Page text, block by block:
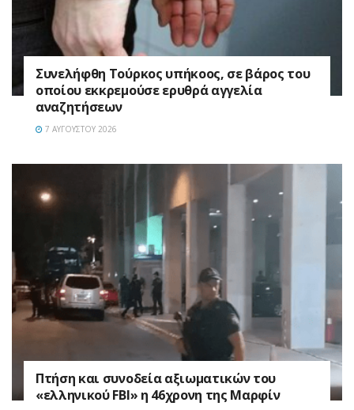
Συνελήφθη Τούρκος υπήκοος, σε βάρος του
οποίου εκκρεμούσε ερυθρά αγγελία
αναζητήσεων
7 ΑΥΓΟΎΣΤΟΥ 2026
Πτήση και συνοδεία αξιωματικών του
«ελληνικού FBI» η 46χρονη της Μαρφίν